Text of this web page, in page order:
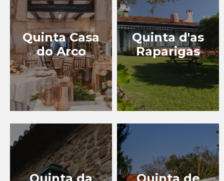
Quinta Casa
do Arco
Quinta d'as
Raparigas